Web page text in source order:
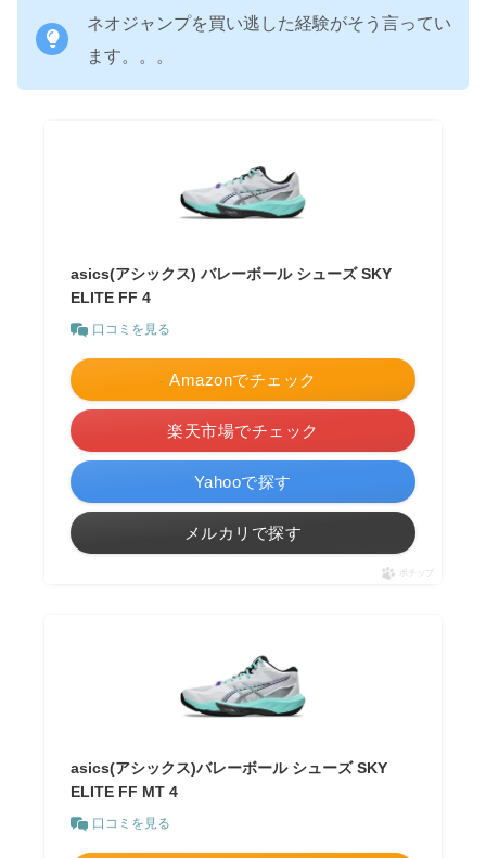
ネオジャンプを買い逃した経験がそう言ってい
ます。。。
asics(アシックス) バレーボール シューズ SKY
ELITE FF 4
口コミを見る
Amazonでチェック
楽天市場でチェック
Yahooで探す
メルカリで探す
ポチップ
asics(アシックス)バレーボール シューズ SKY
ELITE FF MT 4
口コミを見る